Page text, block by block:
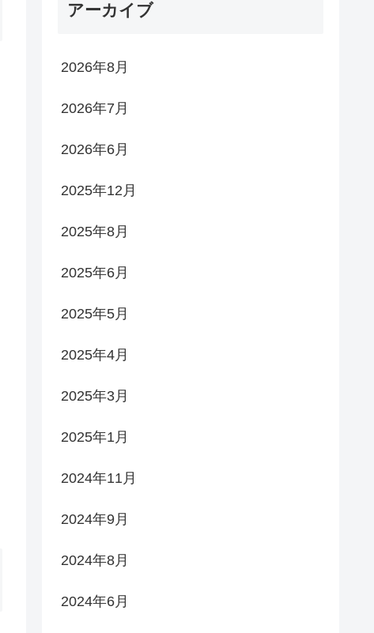
アーカイブ
2026年8月
2026年7月
2026年6月
2025年12月
2025年8月
2025年6月
2025年5月
2025年4月
2025年3月
2025年1月
2024年11月
2024年9月
2024年8月
2024年6月